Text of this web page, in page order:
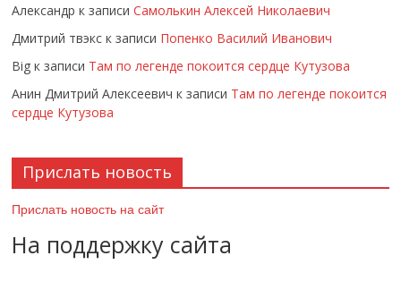
Александр к записиСамолькин Алексей Николаевич
Дмитрий твэкс к записи Попенко Василий Иванович
Big к записи Там по легенде покоится сердце Кутузова
Анин Дмитрий Алексеевич к записи Там по легенде покоится
сердце Кутузова
Прислать новость
Прислать новость на сайт
На поддержку сайта